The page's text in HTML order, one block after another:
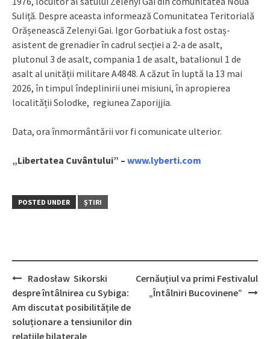
Suliță. Despre aceasta informează Comunitatea Teritorială
Orășenească Zelenyi Gai. Igor Gorbatiuk a fost ostaș-
asistent de grenadier în cadrul secției a 2-a de asalt,
plutonul 3 de asalt, compania 1 de asalt, batalionul 1 de
asalt al unității militare A4848. A căzut în luptă la 13 mai
2026, în timpul îndeplinirii unei misiuni, în apropierea
localității Solodke, regiunea Zaporijjia.
Data, ora înmormântării vor fi comunicate ulterior.
„Libertatea Cuvântului” – www.lyberti.com
POSTED UNDER ȘTIRI
Post
navigation
Radosław Sikorski
despre întâlnirea cu Sybiga:
Am discutat posibilitățile de
soluționare a tensiunilor din
relațiile bilaterale
Cernăuțiul va primi Festivalul
„Întâlniri Bucovinene”